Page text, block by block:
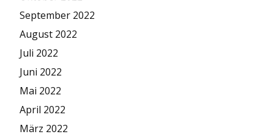
September 2022
August 2022
Juli 2022
Juni 2022
Mai 2022
April 2022
März 2022